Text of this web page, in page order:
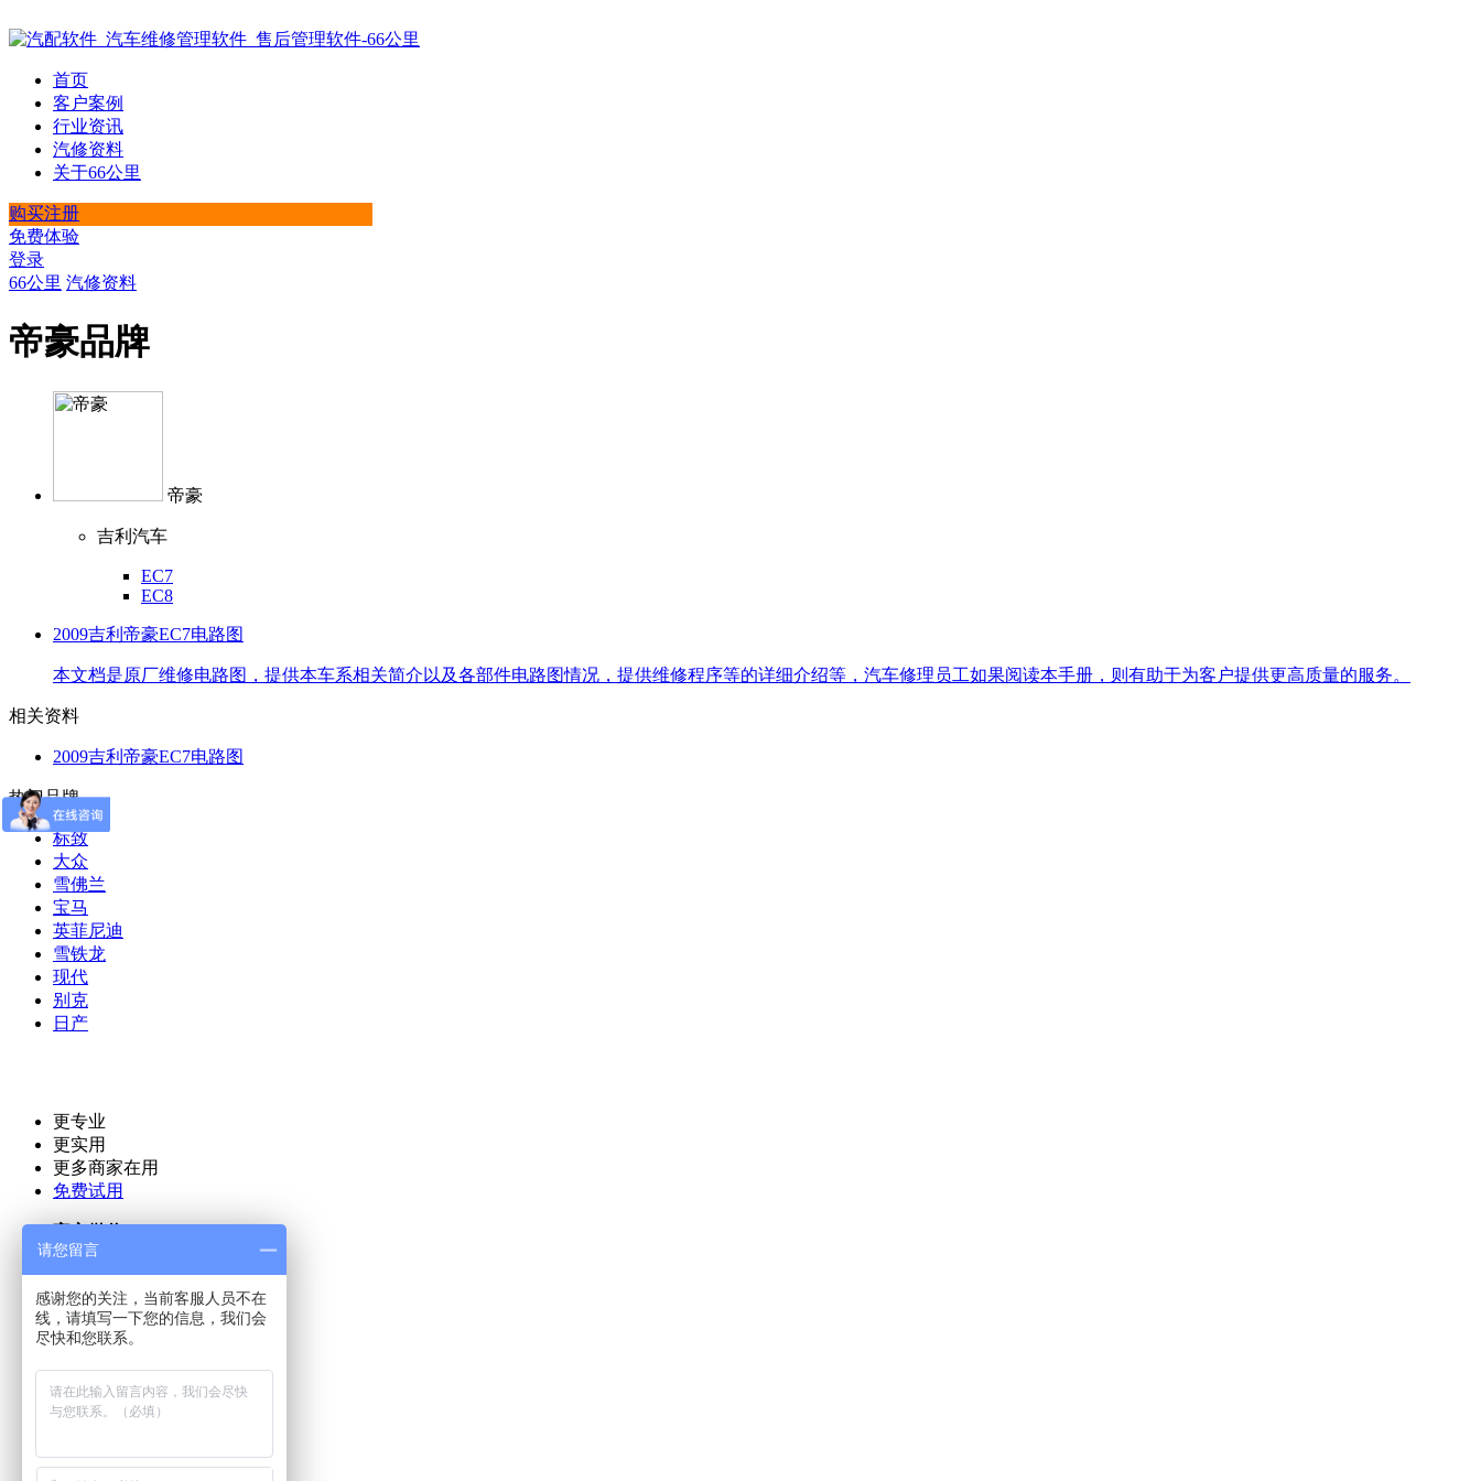
首页
客户案例
行业资讯
汽修资料
关于66公里
购买注册
免费体验
登录
66公里 汽修资料
帝豪品牌
帝豪
吉利汽车
EC7
EC8
2009吉利帝豪EC7电路图
本文档是原厂维修电路图，提供本车系相关简介以及各部件电路图情况，提供维修程序等的详细介绍等，汽车修理员工如果阅读本手册，则有助于为客户提供更高质量的服务。
相关资料
2009吉利帝豪EC7电路图
热门品牌
标致
大众
雪佛兰
宝马
英菲尼迪
雪铁龙
现代
别克
日产
更专业
更实用
更多商家在用
免费试用
66公里官方微信
行业资讯
汽车后市场资讯
商家工具软件
汽车美容洗车
请您留言
感谢您的关注，当前客服人员不在
线，请填写一下您的信息，我们会
尽快和您联系。